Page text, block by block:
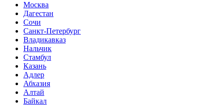
Москва
Дагестан
Сочи
Санкт-Петербург
Владикавказ
Нальчик
Стамбул
Казань
Адлер
Абхазия
Алтай
Байкал